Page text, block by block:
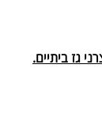
גז ביתיים.